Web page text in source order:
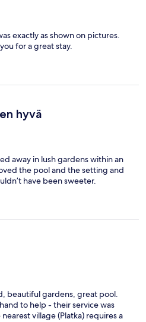
exactly as shown on pictures.
for a great stay.
hyvä
away in lush gardens within an
the pool and the setting and
have been sweeter.
beautiful gardens, great pool.
to help - their service was
village (Platka) requires a